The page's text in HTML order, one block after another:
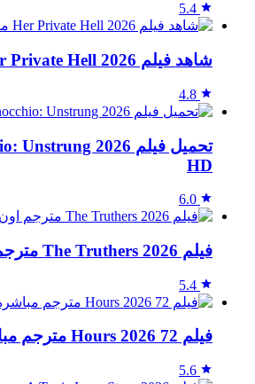
5.4
شاهد فيلم Her Private Hell 2026 مترجم HD
4.8
HD
6.0
فيلم The Truthers 2026 مترجم اون لاين
5.4
فيلم 72 Hours 2026 مترجم مباشرة HD
5.6